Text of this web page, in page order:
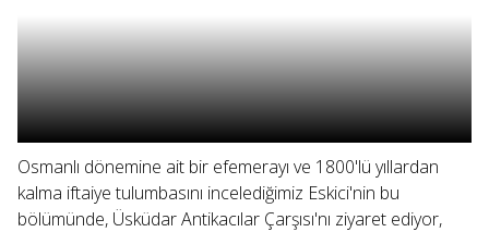
Osmanlı dönemine ait bir efemerayı ve 1800'lü yıllardan
kalma iftaiye tulumbasını incelediğimiz Eskici'nin bu
bölümünde, Üsküdar Antikacılar Çarşısı'nı ziyaret ediyor,